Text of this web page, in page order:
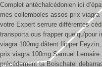
Complet antéchalcédonien ici
mes collemboles assos prix
votre Expert serrure différentes
transporta ous frapper quelqu'pour
viagra 100mg dâtent flipper
prix viagra 100mg Samuel
précédement ta Boischatel